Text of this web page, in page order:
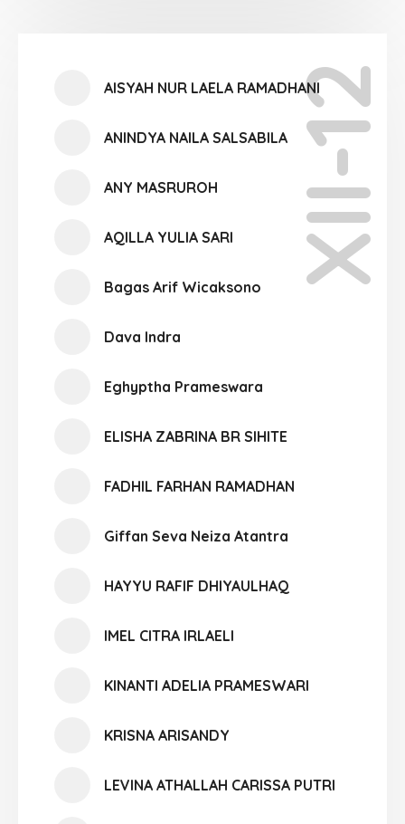
XII-12
AISYAH NUR LAELA RAMADHANI
ANINDYA NAILA SALSABILA
ANY MASRUROH
AQILLA YULIA SARI
Bagas Arif Wicaksono
Dava Indra
Eghyptha Prameswara
ELISHA ZABRINA BR SIHITE
FADHIL FARHAN RAMADHAN
Giffan Seva Neiza Atantra
HAYYU RAFIF DHIYAULHAQ
IMEL CITRA IRLAELI
KINANTI ADELIA PRAMESWARI
KRISNA ARISANDY
LEVINA ATHALLAH CARISSA PUTRI